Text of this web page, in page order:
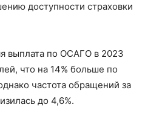
доступности страховки
выплата по ОСАГО в 2023
что на 14% больше по
частота обращений за
до 4,6%.